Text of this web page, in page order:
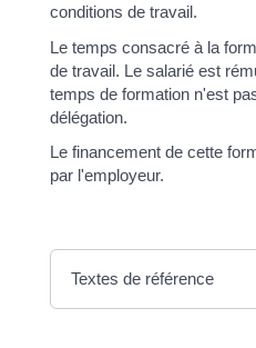
conditions de travail.
Le temps consacré à la
de travail. Le salarié est
temps de formation n'est
délégation.
Le financement de cette
par l'employeur.
Textes de référence